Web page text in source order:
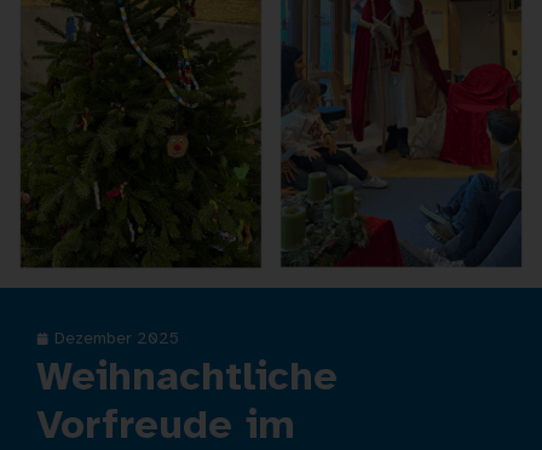
Dezember 2025
Weihnachtliche
Vorfreude im